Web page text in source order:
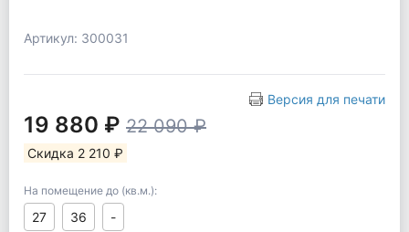
Артикул: 300031
Версия для печати
19 880 ₽ 22 090 ₽
Скидка 2 210 ₽
На помещение до (кв.м.):
27 36 -